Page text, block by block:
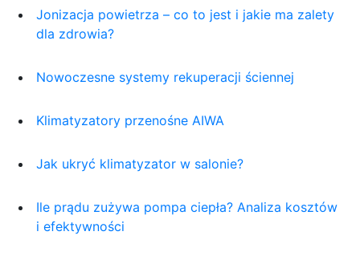
Jonizacja powietrza – co to jest i jakie ma zalety
dla zdrowia?
Nowoczesne systemy rekuperacji ściennej
Klimatyzatory przenośne AIWA
Jak ukryć klimatyzator w salonie?
Ile prądu zużywa pompa ciepła? Analiza kosztów
i efektywności